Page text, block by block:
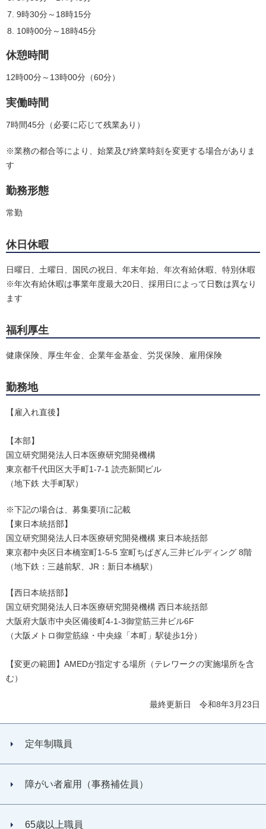
9時30分～18時15分
10時00分～18時45分
休憩時間
12時00分～13時00分（60分）
実働時間
7時間45分（必要に応じて残業あり）
※業務の都合等により、始業及び終業時刻を変更する場合がありま
す
勤務形態
常勤
休日休暇
日曜日、土曜日、国民の祝日、年末年始、年次有給休暇、特別休暇
※年次有給休暇は事業年度最大20日、採用日によって日数は異なり
ます
福利厚生
健康保険、厚生年金、企業年金基金、労災保険、雇用保険
勤務地
【雇入れ直後】
【本部】
国立研究開発法人日本医療研究開発機構
東京都千代田区大手町1-7-1 読売新聞ビル
（地下鉄 大手町駅）
※下記の場合は、募集要項に記載
【東日本統括部】
国立研究開発法人日本医療研究開発機構 東日本統括部
東京都中央区日本橋室町1-5-5 室町ちばぎん三井ビルディング 8階
（地下鉄：三越前駅、JR：新日本橋駅）
【西日本統括部】
国立研究開発法人日本医療研究開発機構 西日本統括部
大阪府大阪市中央区備後町4-1-3御堂筋三井ビル6F
（大阪メトロ御堂筋線・中央線「本町」駅徒歩1分）
【変更の範囲】AMEDが指定する場所（テレワークの実施場所を含
む）
最終更新日 令和8年3月23日
定年制職員
障がい者雇用（事務補佐員）
65歳以上職員